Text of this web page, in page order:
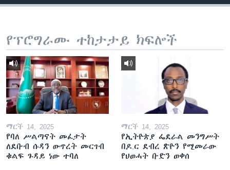
የፕሮግራሙ ተከታታይ ክፍሎች
ማርች 14, 2025
የባለ ሥልጣናት መፈታት
ለደቡብ ሱዳን ውጥረት መርገብ
ቁልፍ ጉዳይ ነው ተባለ
ማርች 14, 2025
የኢትዮጵያ ፌደራል መንግሥት
በዶ.ር ደብረ ጽዮን የሚመራው
የህወሓት ቡድን ወቀሰ